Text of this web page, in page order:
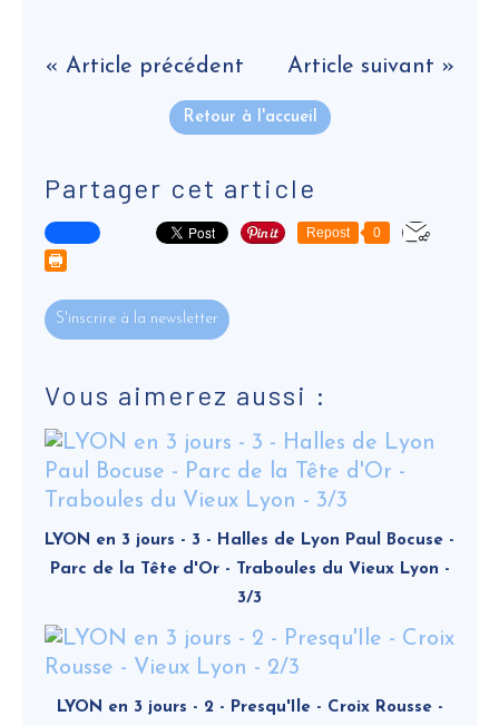
« Article précédent Article suivant »
Retour à l'accueil
Partager cet article
Repost 0
S'inscrire à la newsletter
Vous aimerez aussi :
LYON en 3 jours - 3 - Halles de Lyon Paul Bocuse -
Parc de la Tête d'Or - Traboules du Vieux Lyon -
3/3
LYON en 3 jours - 2 - Presqu'Ile - Croix Rousse -